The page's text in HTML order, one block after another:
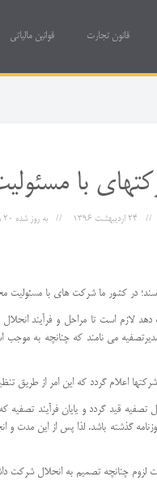
قانون تجارت قوانین مالیاتی
با
24 ارديبهشت 1396 به روز شده 20 مهر 1399
در کشور ما شرکت های با مسئولیت
لازم است تا مراحل و فرآیند
می نامند که چنانچه به موجب
اعلام گردد که این امر از طریق
یک ماهه این مسئله به اطلاع عموم رسیده باشد و مدت 6 ماه
چنانچه تصمیم به انحلال شرکت